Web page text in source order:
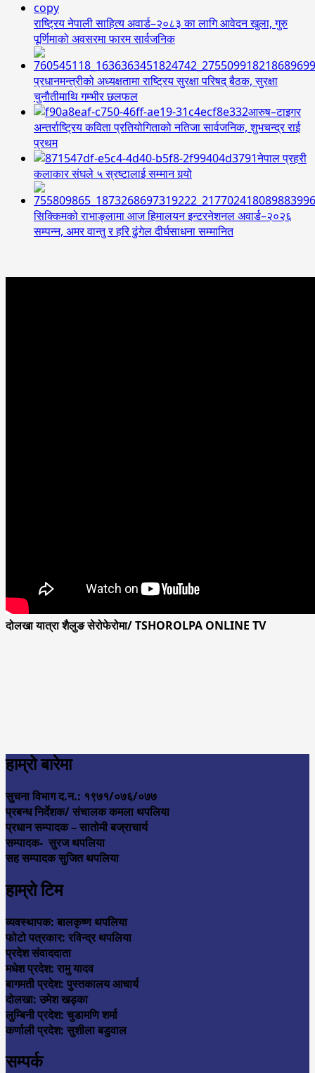
राष्ट्रिय नेपाली साहित्य अवार्ड–२०८३ का लागि आवेदन खुला, गुरु
पूर्णिमाको अवसरमा फारम सार्वजनिक
प्रधानमन्त्रीको अध्यक्षतामा राष्ट्रिय सुरक्षा परिषद् बैठक, सुरक्षा
चुनौतीमाथि गम्भीर छलफल
आरुष–टाइगर
अन्तर्राष्ट्रिय कविता प्रतियोगिताको नतिजा सार्वजनिक, शुभचन्द्र राई
प्रथम
नेपाल प्रहरी
कलाकार संघले ५ स्रष्टालाई सम्मान गर्‍यो
सिक्किमको राभाङ्लामा आज हिमालयन इन्टरनेशनल अवार्ड–२०२६
सम्पन्न, अमर वान्तु र हरि ढुंगेल दीर्घसाधना सम्मानित
दोलखा यात्रा शैलुङ सेरोफेरोमा/ TSHOROLPA ONLINE TV
हाम्रो बारेमा
सुचना विभाग द.न.: १९७१/०७६/०७७
प्रबन्ध निर्देशक/ संचालक कमला थपलिया
प्रधान सम्पादक – सातोमी बज्राचार्य
सम्पादक- सुरज थपलिया
सह सम्पादक सुजित थपलिया
हाम्रो टिम
व्यवस्थापक: बालकृष्ण थपलिया
फोटो पत्रकार: रविन्द्र थपलिया
प्रदेश संवाददाता
मधेश प्रदेश: रामु यादव
बागमती प्रदेश: पुस्तकालय आचार्य
दोलखा: उमेश खड्का
लुम्बिनी प्रदेश: चुडामणि शर्मा
कर्णाली प्रदेश: सुशीला बडुवाल
सम्पर्क